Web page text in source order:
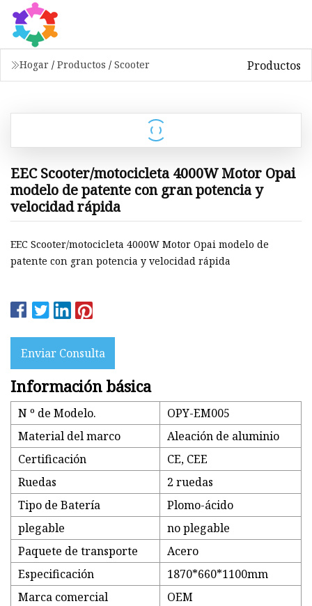
Hogar / Productos / Scooter Productos
EEC Scooter/motocicleta 4000W Motor Opai
modelo de patente con gran potencia y
velocidad rápida
EEC Scooter/motocicleta 4000W Motor Opai modelo de
patente con gran potencia y velocidad rápida
Enviar Consulta
Información básica
N º de Modelo.
OPY-EM005
Material del marco
Aleación de aluminio
Certificación
CE, CEE
Ruedas
2 ruedas
Tipo de Batería
Plomo-ácido
plegable
no plegable
Paquete de transporte
Acero
Especificación
1870*660*1100mm
Marca comercial
OEM